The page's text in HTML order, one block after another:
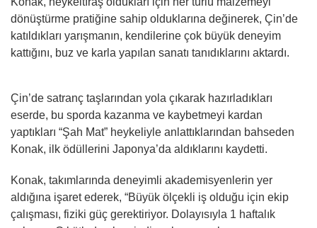
dönüştürme pratiğine sahip olduklarına değinerek, Çin’de
katıldıkları yarışmanın, kendilerine çok büyük deneyim
kattığını, buz ve karla yapılan sanatı tanıdıklarını aktardı.
Çin’de satranç taşlarından yola çıkarak hazırladıkları
eserde, bu sporda kazanma ve kaybetmeyi kardan
yaptıkları “Şah Mat” heykeliyle anlattıklarından bahseden
Konak, ilk ödüllerini Japonya’da aldıklarını kaydetti.
Konak, takımlarında deneyimli akademisyenlerin yer
aldığına işaret ederek, “Büyük ölçekli iş olduğu için ekip
çalışması, fiziki güç gerektiriyor. Dolayısıyla 1 haftalık